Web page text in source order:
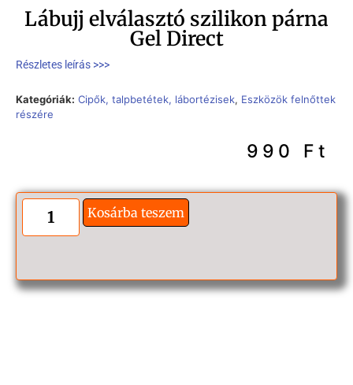
Lábujj elválasztó szilikon párna
Gel Direct
Részletes leírás >>>
Kategóriák: Cipők, talpbetétek, lábortézisek, Eszközök felnőttek
részére
990 Ft
Kosárba teszem